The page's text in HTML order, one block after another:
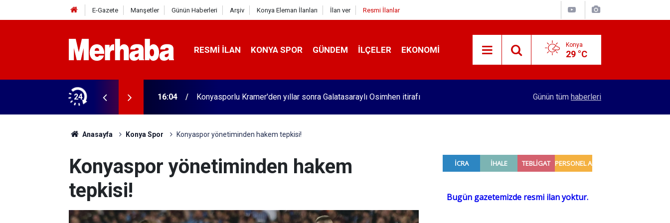
E-Gazete Manşetler Günün Haberleri Arşiv Konya Eleman İlanları İlan ver Resmi İlanlar
RESMI İLAN KONYA SPOR GÜNDEM İLÇELER EKONOMI Konya
29 °C
24
satın aldı! 313 beygir motoru var 16:04 Konyasporlu Kramer'den yıllar sonra Galatasaraylı Osimhen itirafı Merkez Bankası rezervleri açıklandı
Günün tüm haberleri
Anasayfa Konya Spor Konyaspor yönetiminden hakem tepkisi!
Konyaspor yönetiminden hakem
tepkisi!